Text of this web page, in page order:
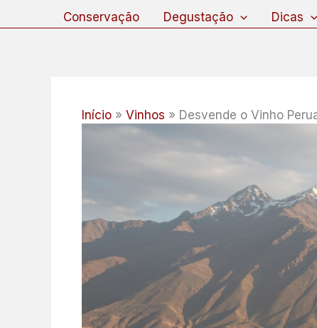
Conservação Degustação Dicas
Início Vinhos Desvende o Vinho